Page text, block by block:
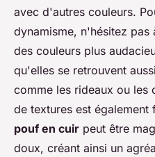
avec d'autres couleurs.
dynamisme, n'hésitez
des couleurs plus
qu'elles se retrouvent
comme les rideaux ou les
de textures est également
pouf en cuir peut être
doux, créant ainsi un